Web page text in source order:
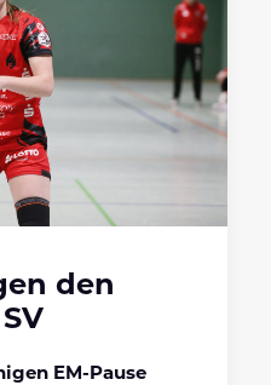
den
EM-Pause